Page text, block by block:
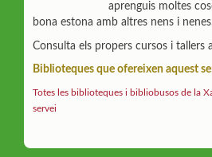
aprenguis moltes
bona estona amb altres nens i
Consulta els propers cursos i tallers
Biblioteques que ofereixen aquest
Totes les biblioteques i bibliobusos de la
servei